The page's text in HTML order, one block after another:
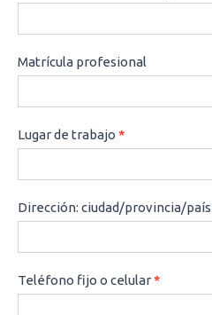
Matrícula profesional
Lugar de trabajo *
Dirección: ciudad/provincia/país
Teléfono fijo o celular*